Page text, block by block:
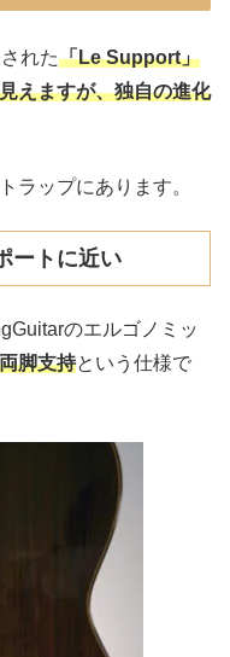
れた「Le Support」
えますが、独自の進化
ラップにあります。
ートに近い
のエルゴノミッ
脚支持という仕様で